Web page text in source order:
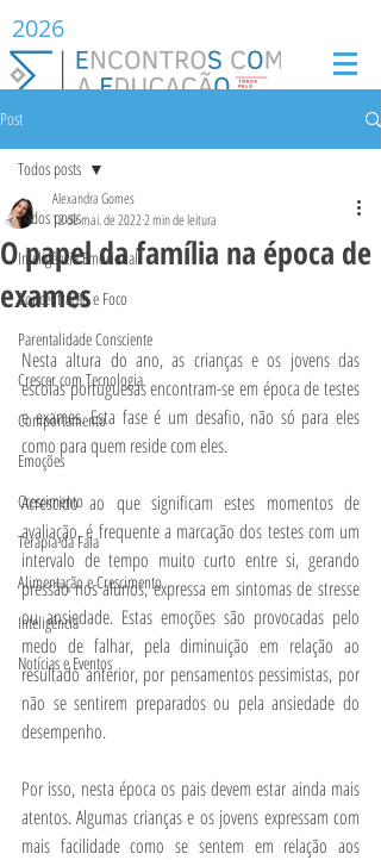
2026
Post
Todos posts
Inteligência Emocional
Concentração e Foco
Parentalidade Consciente
Crescer com Tecnologia
Comportamento
Emoções
Crescimento
Terapia da Fala
Alimentação e Crescimento
Inteligência
Notícias e Eventos
Todos posts
O papel da família na época de
exames
Alexandra Gomes
12 de mai. de 20222 min de leitura
Nesta altura do ano, as crianças e os jovens das
escolas portuguesas encontram-se em época de testes
e exames. Esta fase é um desafio, não só para eles
como para quem reside com eles.
Acrescido ao que significam estes momentos de
avaliação, é frequente a marcação dos testes com um
intervalo de tempo muito curto entre si, gerando
pressão nos alunos, expressa em sintomas de stresse
ou ansiedade. Estas emoções são provocadas pelo
medo de falhar, pela diminuição em relação ao
resultado anterior, por pensamentos pessimistas, por
não se sentirem preparados ou pela ansiedade do
desempenho.
Por isso, nesta época os pais devem estar ainda mais
atentos. Algumas crianças e os jovens expressam com
mais facilidade como se sentem em relação aos